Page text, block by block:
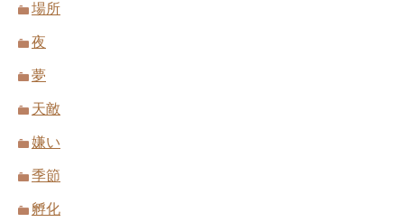
場所
夜
夢
天敵
嫌い
季節
孵化